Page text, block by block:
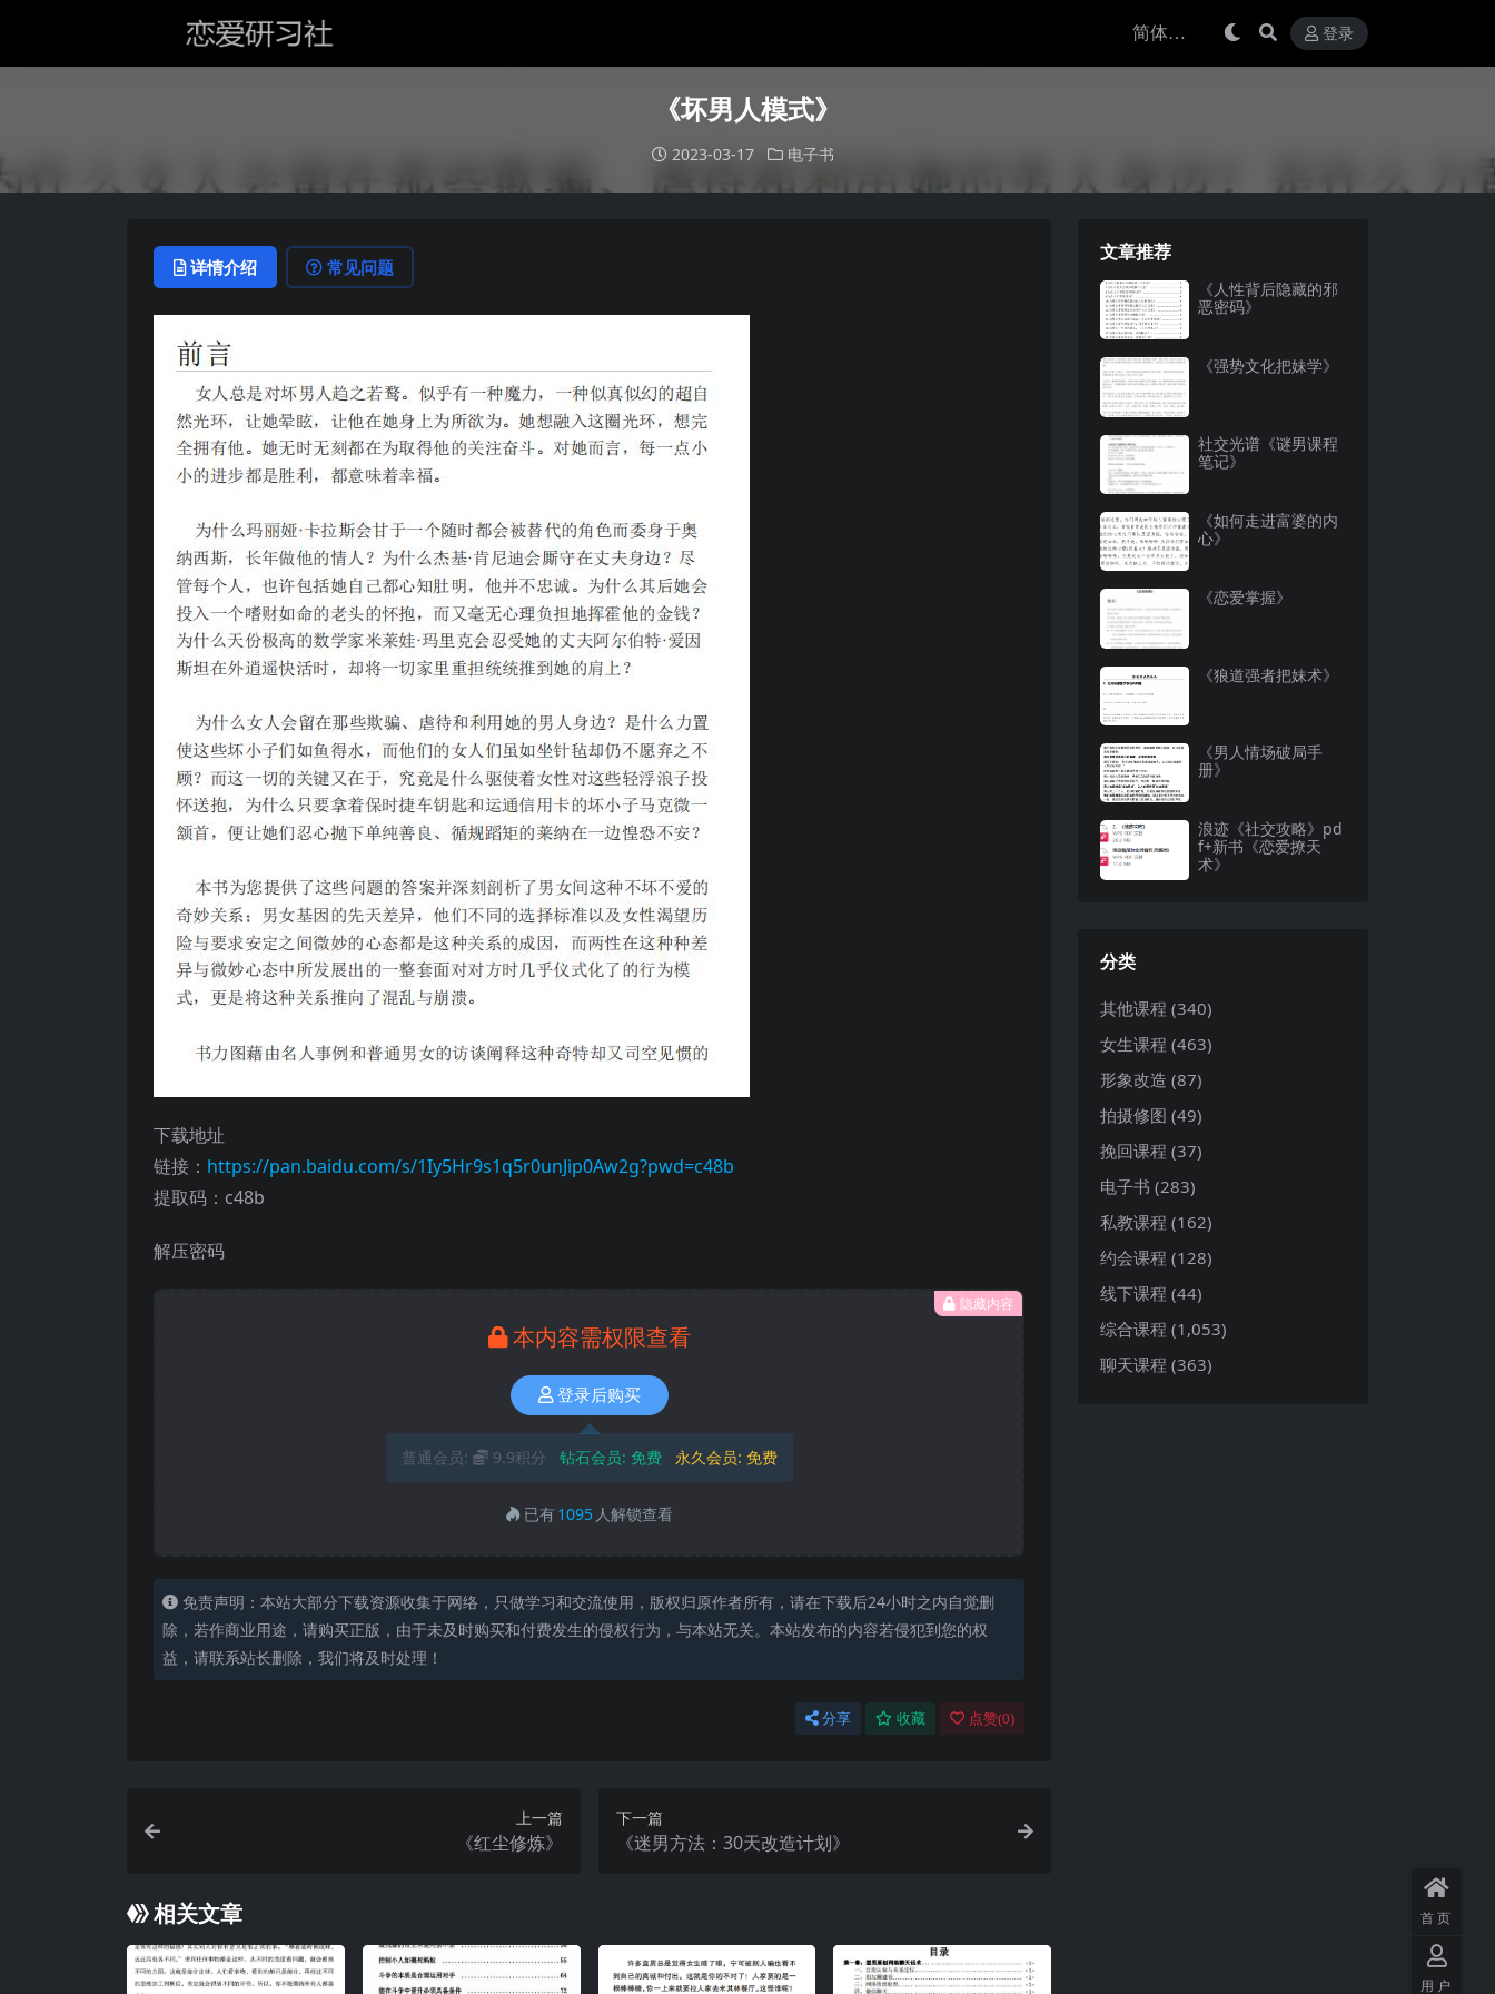
登录
《坏男人模式》
2023-03-17 电子书
详情介绍 常见问题
下载地址
链接： https://pan.baidu.com/s/1Iy5Hr9s1q5r0unJip0Aw2g?pwd=c48b
提取码：c48b
解压密码
隐藏内容
本内容需权限查看
登录后购买
普通会员: 9.9积分 钻石会员: 免费 永久会员: 免费
已有1095 人解锁查看
免责声明：本站大部分下载资源收集于网络，只做学习和交流使用，版权归原作者所有，请在下载后24小时之内自觉删
除，若作商业用途，请购买正版，由于未及时购买和付费发生的侵权行为，与本站无关。本站发布的内容若侵犯到您的权
益，请联系站长删除，我们将及时处理！
分享 收藏 点赞(0)
上一篇
《红尘修炼》
下一篇
《迷男方法：30天改造计划》
相关文章
文章推荐
《人性背后隐藏的邪
恶密码》
《强势文化把妹学》
社交光谱《谜男课程
笔记》
《如何走进富婆的内
心》
《恋爱掌握》
《狼道强者把妹术》
《男人情场破局手
册》
浪迹《社交攻略》pd
f+新书《恋爱撩天
术》
分类
其他课程 (340)
女生课程 (463)
形象改造 (87)
拍摄修图 (49)
挽回课程 (37)
电子书 (283)
私教课程 (162)
约会课程 (128)
线下课程 (44)
综合课程 (1,053)
聊天课程 (363)
首页
用户